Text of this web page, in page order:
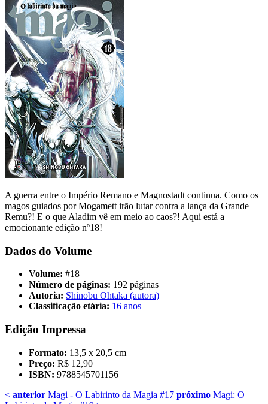
A guerra entre o Império Remano e Magnostadt continua. Como os
magos guiados por Mogamett irão lutar contra a lança da Grande
Remu?! E o que Aladim vê em meio ao caos?! Aqui está a
emocionante edição nº18!
Dados do Volume
Volume: #18
Número de páginas: 192 páginas
Autoria: Shinobu Ohtaka (autora)
Classificação etária: 16 anos
Edição Impressa
Formato: 13,5 x 20,5 cm
Preço: R$ 12,90
ISBN: 9788545701156
< anterior Magi - O Labirinto da Magia #17 próximo Magi: O